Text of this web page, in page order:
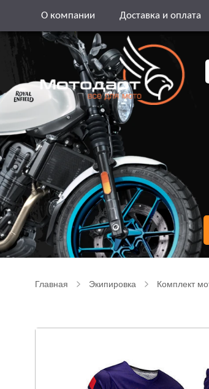
О компании Доставка и оплата
Главная Экипировка Комплект